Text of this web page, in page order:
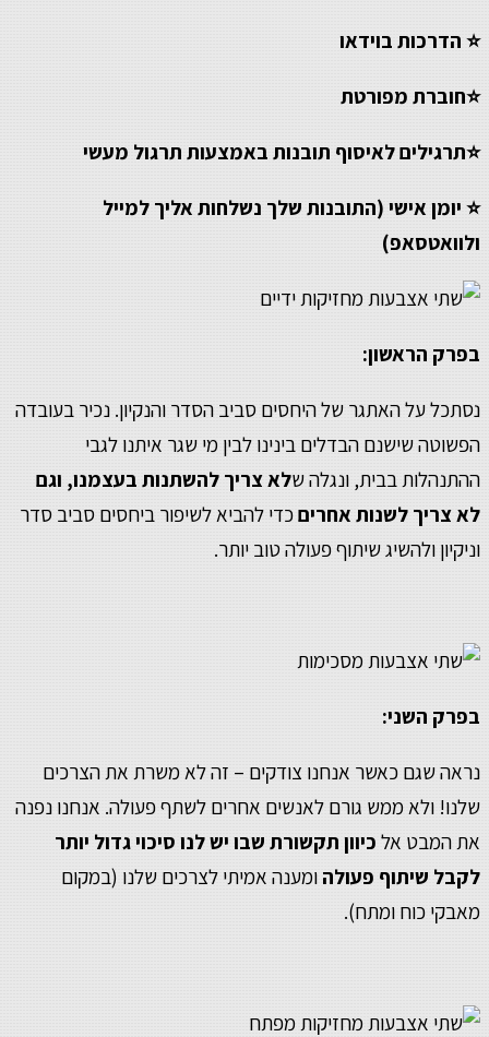
⭐ הדרכות בוידאו
⭐חוברת מפורטת
⭐תרגילים לאיסוף תובנות באמצעות תרגול מעשי
⭐ יומן אישי (התובנות שלך נשלחות אליך למייל
ולוואטסאפ)
בפרק הראשון:
נסתכל על האתגר של היחסים סביב הסדר והנקיון. נכיר בעובדה
הפשוטה שישנם הבדלים בינינו לבין מי שגר איתנו לגבי
ההתנהלות בבית, ונגלה שלא צריך להשתנות בעצמנו, וגם
לא צריך לשנות אחריםכדי להביא לשיפור ביחסים סביב סדר
וניקיון ולהשיג שיתוף פעולה טוב יותר.
בפרק השני:
נראה שגם כאשר אנחנו צודקים – זה לא משרת את הצרכים
שלנו! ולא ממש גורם לאנשים אחרים לשתף פעולה. אנחנו נפנה
את המבט אל כיוון תקשורת שבו יש לנו סיכוי גדול יותר
לקבל שיתוף פעולה ומענה אמיתי לצרכים שלנו (במקום
מאבקי כוח ומתח).